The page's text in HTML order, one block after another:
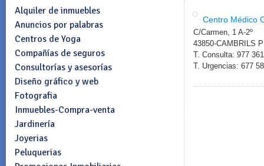
Alquiler de inmuebles
Anuncios por palabras
Centros de Yoga
Compañías de seguros
Consultorías y asesorías
Diseño gráfico y web
Fotografia
Inmuebles-Compra-venta
Jardinería
Joyerias
Peluquerias
Centro Médico
C/Carmen, 1 A-2º
43850-CAMBRILS
T. Consulta: 977
T. Urgencias: 677